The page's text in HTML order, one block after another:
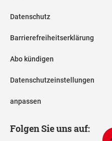
Datenschutz
Barrierefreiheitserklärung
Abo kündigen
Datenschutzeinstellungen
anpassen
Folgen Sie uns auf: